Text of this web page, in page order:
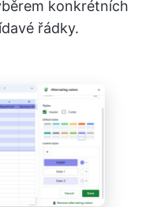
konkrétních
řádky.